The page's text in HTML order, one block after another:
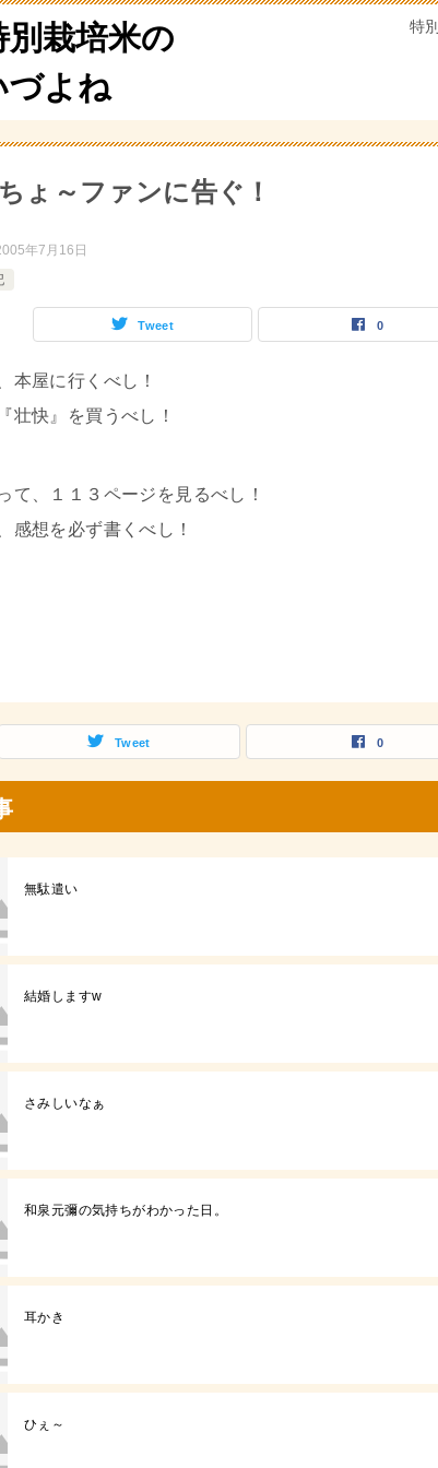
栽培米の
づよね
特
ょ～ファンに告ぐ！
年7月16日
Tweet 0
本屋に行くべし！
壮快』を買うべし！
て、１１３ページを見るべし！
感想を必ず書くべし！
Tweet 0
無駄遣い
結婚しますw
さみしいなぁ
和泉元彌の気持ちがわかった日。
耳かき
ひぇ～